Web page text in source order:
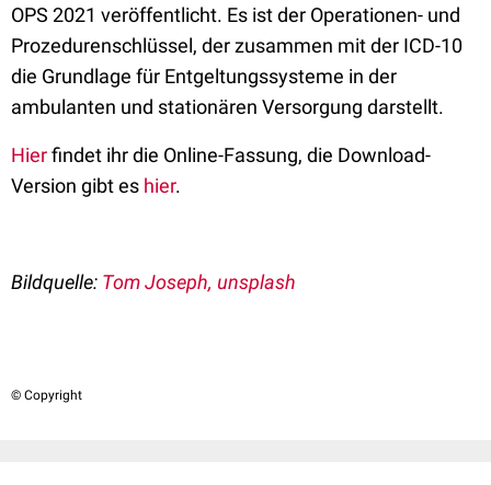
OPS 2021 veröffentlicht. Es ist der Operationen- und
Prozedurenschlüssel, der zusammen mit der ICD-10
die Grundlage für Entgeltungssysteme in der
ambulanten und stationären Versorgung darstellt.
Hierfindet ihr die Online-Fassung, die Download-
Version gibt es hier.
Bildquelle: Tom Joseph, unsplash
© Copyright